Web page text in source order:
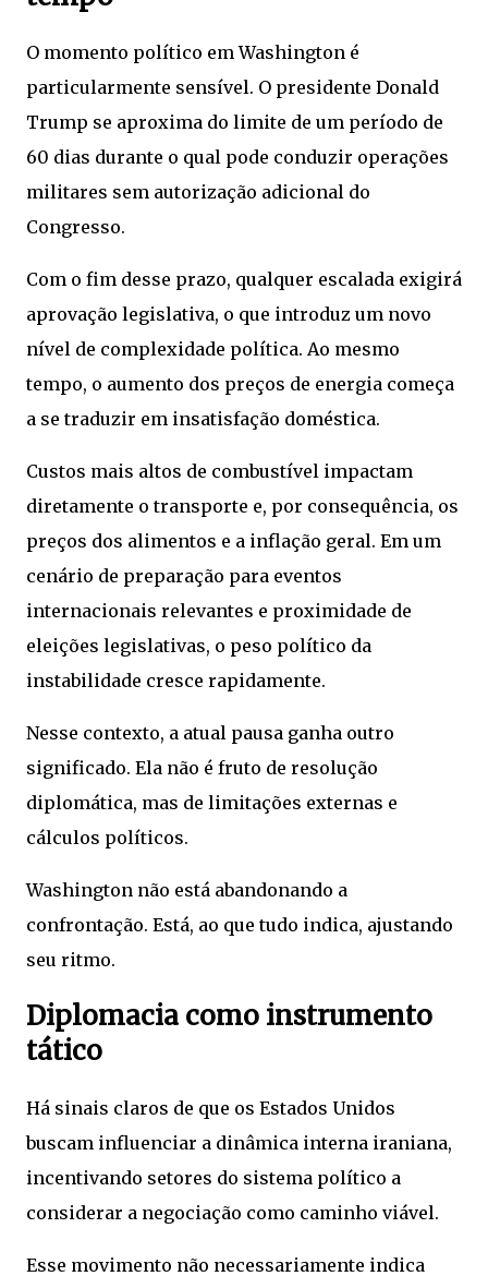
O momento político em Washington é
particularmente sensível. O presidente Donald
Trump se aproxima do limite de um período de
60 dias durante o qual pode conduzir operações
militares sem autorização adicional do
Congresso.
Com o fim desse prazo, qualquer escalada exigirá
aprovação legislativa, o que introduz um novo
nível de complexidade política. Ao mesmo
tempo, o aumento dos preços de energia começa
a se traduzir em insatisfação doméstica.
Custos mais altos de combustível impactam
diretamente o transporte e, por consequência, os
preços dos alimentos e a inflação geral. Em um
cenário de preparação para eventos
internacionais relevantes e proximidade de
eleições legislativas, o peso político da
instabilidade cresce rapidamente.
Nesse contexto, a atual pausa ganha outro
significado. Ela não é fruto de resolução
diplomática, mas de limitações externas e
cálculos políticos.
Washington não está abandonando a
confrontação. Está, ao que tudo indica, ajustando
seu ritmo.
Diplomacia como instrumento
tático
Há sinais claros de que os Estados Unidos
buscam influenciar a dinâmica interna iraniana,
incentivando setores do sistema político a
considerar a negociação como caminho viável.
Esse movimento não necessariamente indica